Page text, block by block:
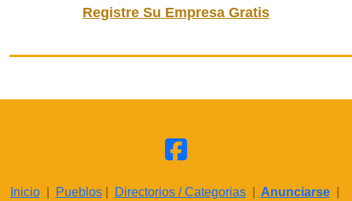
Registre Su Empresa Gratis
Inicio| Pueblos| Directorios / Categorias| Anunciarse|